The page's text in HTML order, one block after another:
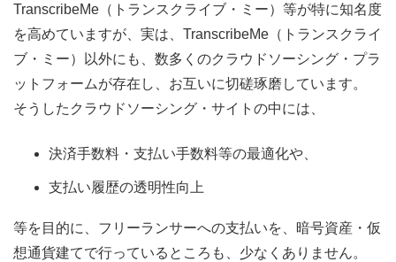
TranscribeMe（トランスクライブ・ミー）等が特に知名度
を高めていますが、実は、TranscribeMe（トランスクライ
ブ・ミー）以外にも、数多くのクラウドソーシング・プラ
ットフォームが存在し、お互いに切磋琢磨しています。
そうしたクラウドソーシング・サイトの中には、
決済手数料・支払い手数料等の最適化や、
支払い履歴の透明性向上
等を目的に、フリーランサーへの支払いを、暗号資産・仮
想通貨建てで行っているところも、少なくありません。